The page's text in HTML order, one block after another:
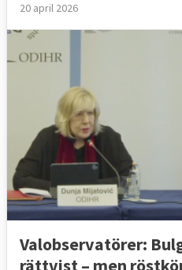
20 april 2026
Valobservatörer:
rättvist – men